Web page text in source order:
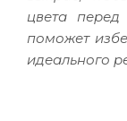
цвета перед
поможет
идеального